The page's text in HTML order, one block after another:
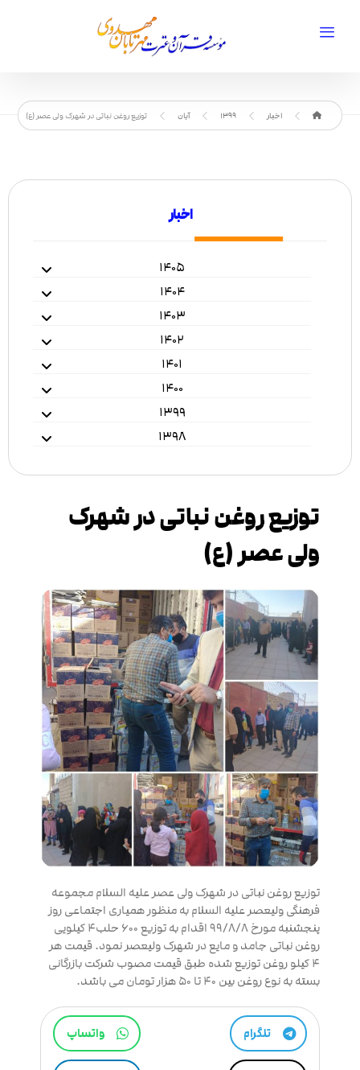
اخبار 1399 آبان توزیع روغن نباتی در شهرک ولی عصر (ع)
اخبار
۱۴۰۵
۱۴۰۴
۱۴۰۳
۱۴۰۲
۱۴۰۱
۱۴۰۰
۱۳۹۹
۱۳۹۸
توزیع روغن نباتی در شهرک
ولی عصر (ع)
توزیع روغن نباتی در شهرک ولی عصر علیه السلام مجموعه
فرهنگی ولیعصر علیه السلام به منظور همیاری اجتماعی روز
پنجشنبه مورخ ۹۹/۸/۸ اقدام به توزیع ۶۰۰ حلب۴ کیلویی
روغن نباتی جامد و مایع در شهرک ولیعصر نمود. قیمت هر
۴ کیلو روغن توزیع شده طبق قیمت مصوب شرکت بازرگانی
بسته به نوع روغن بین ۴۰ تا ۵۰ هزار تومان می باشد.
تلگرام واتساپ